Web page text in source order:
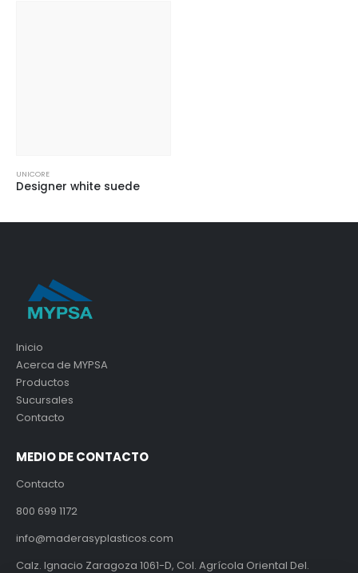
UNICORE
Designer white suede
Inicio
Acerca de MYPSA
Productos
Sucursales
Contacto
MEDIO DE CONTACTO
Contacto
800 699 1172
info@maderasyplasticos.com
Calz. Ignacio Zaragoza 1061-D, Col. Agrícola Oriental Del.